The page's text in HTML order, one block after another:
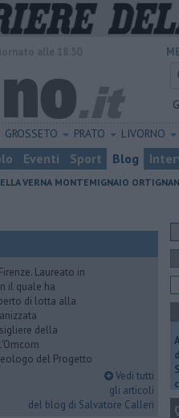
GROSSETO PRATO LIVORNO
Eventi Sport Blog
VERNA MONTEMIGNAIO
Laureato in
il quale ha
di lotta alla
della
del Progetto
Vedi tutti
gli articoli
del blog di Salvatore Calleri